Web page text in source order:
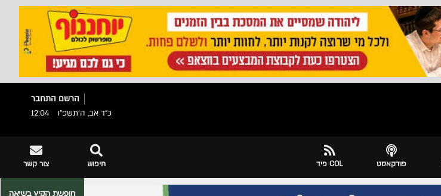
הרשם התחבר
כ"ד אב, ה׳תשפ״ו
12:04
פודקאסט COL פיד צור קשר חיפוש